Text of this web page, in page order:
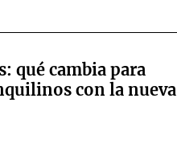
qué cambia para
con la nueva